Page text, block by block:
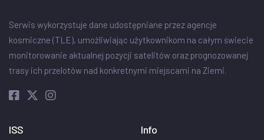
Serwis wykorzystuje dane udostępniane przez agencje
kosmiczne (TLE), umożliwiając użytkownikom na całym świecie
monitorowanie aktualnej pozycji satelitów oraz prognozowanej
trasy ich przelotów nad konkretnymi miejscami na Ziemi.
ISS Info